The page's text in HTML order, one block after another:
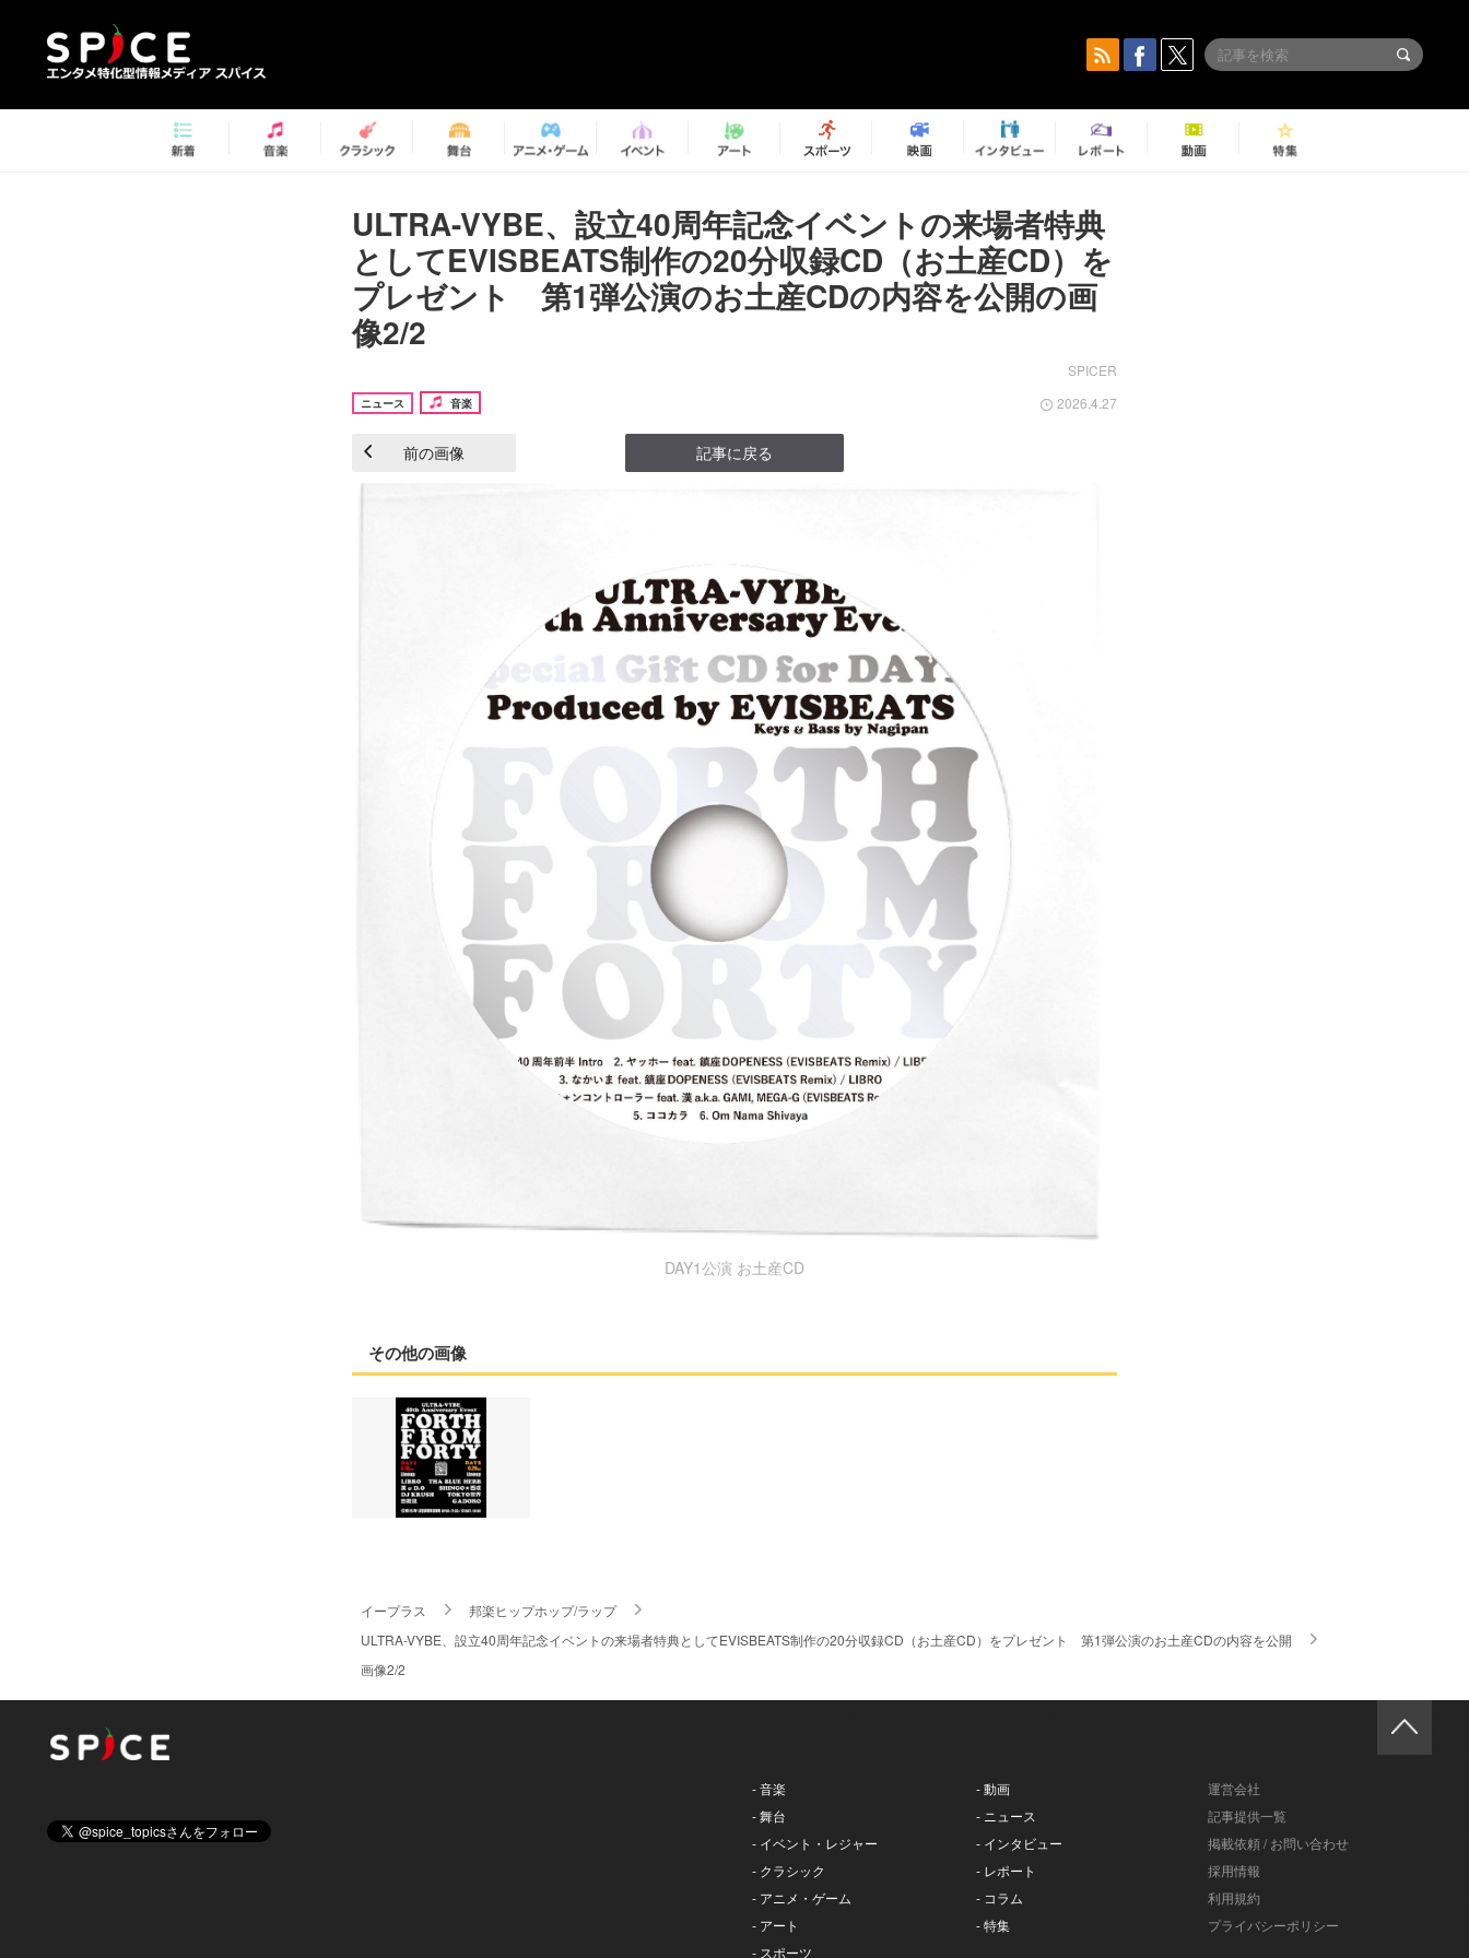
ULTRA-VYBE、設立40周年記念イベントの来場者特典
としてEVISBEATS制作の20分収録CD（お土産CD）を
プレゼント 第1弾公演のお土産CDの内容を公開の画
像2/2
SPICER
ニュース 音楽 2026.4.27
前の画像 記事に戻る
DAY1公演 お土産CD
その他の画像
イープラス
邦楽ヒップホップ/ラップ
ULTRA-VYBE、設立40周年記念イベントの来場者特典としてEVISBEATS制作の20分収録CD（お土産CD）をプレゼント 第1弾公演のお土産CDの内容を公開
画像2/2
- 音楽
- 舞台
- イベント・レジャー
- クラシック
- アニメ・ゲーム
- アート
- スポーツ
- 動画
- ニュース
- インタビュー
- レポート
- コラム
- 特集
運営会社
記事提供一覧
掲載依頼 / お問い合わせ
採用情報
利用規約
プライバシーポリシー